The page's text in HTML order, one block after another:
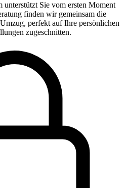
unterstützt Sie vom ersten Moment
finden wir gemeinsam die
perfekt auf Ihre persönlichen
zugeschnitten.